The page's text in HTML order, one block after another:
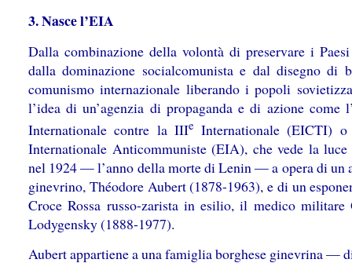
3. Nasce l’EIA
Dalla combinazione della volontà di preservare i
dalla dominazione socialcomunista e dal disegno di
comunismo internazionale liberando i popoli
l’idea di un’agenzia di propaganda e di azione come
Internationale contre la IIIeInternationale (EICTI) o
Internationale Anticommuniste (EIA), che vede la
nel 1924 — l’anno della morte di Lenin — a opera di un
ginevrino, Théodore Aubert (1878-1963), e di un
Croce Rossa russo-zarista in esilio, il medico militare
Lodygensky (1888-1977).
Aubert appartiene a una famiglia borghese ginevrina —